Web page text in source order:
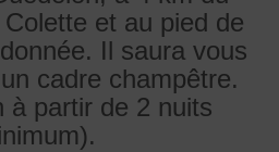
et au pied de
Il saura vous
cadre champêtre.
à partir de 2 nuits